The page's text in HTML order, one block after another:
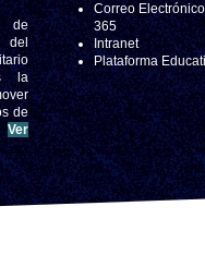
del
la
de
Ver
Correo
365
Intranet
Plataforma